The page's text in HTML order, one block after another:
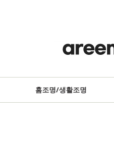
홈조명/생활조명